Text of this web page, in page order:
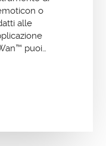
o
alle
puoi…